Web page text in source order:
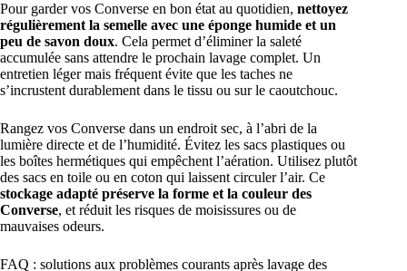
Pour garder vos Converse en bon état au quotidien, nettoyez
régulièrement la semelle avec une éponge humide et un
peu de savon doux. Cela permet d’éliminer la saleté
accumulée sans attendre le prochain lavage complet. Un
entretien léger mais fréquent évite que les taches ne
s’incrustent durablement dans le tissu ou sur le caoutchouc.
Rangez vos Converse dans un endroit sec, à l’abri de la
lumière directe et de l’humidité. Évitez les sacs plastiques ou
les boîtes hermétiques qui empêchent l’aération. Utilisez plutôt
des sacs en toile ou en coton qui laissent circuler l’air. Ce
stockage adapté préserve la forme et la couleur des
Converse, et réduit les risques de moisissures ou de
mauvaises odeurs.
FAQ : solutions aux problèmes courants après lavage des